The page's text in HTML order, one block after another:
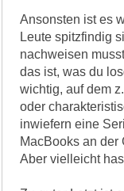
Ansonsten ist es
Leute spitzfindig
nachweisen
das ist, was du
wichtig, auf dem
oder
inwiefern eine
MacBooks an der
Aber vielleicht